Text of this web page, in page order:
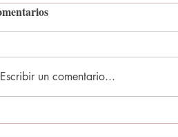
Escribir un comentario...